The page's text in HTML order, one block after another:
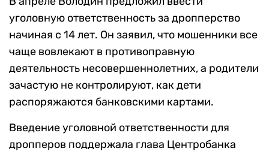
уголовную ответственность за дропперство
начиная с 14 лет. Он заявил, что мошенники все
чаще вовлекают в противоправную
деятельность несовершеннолетних, а родители
зачастую не контролируют, как дети
распоряжаются банковскими картами.
Введение уголовной ответственности для
дропперов поддержала глава Центробанка